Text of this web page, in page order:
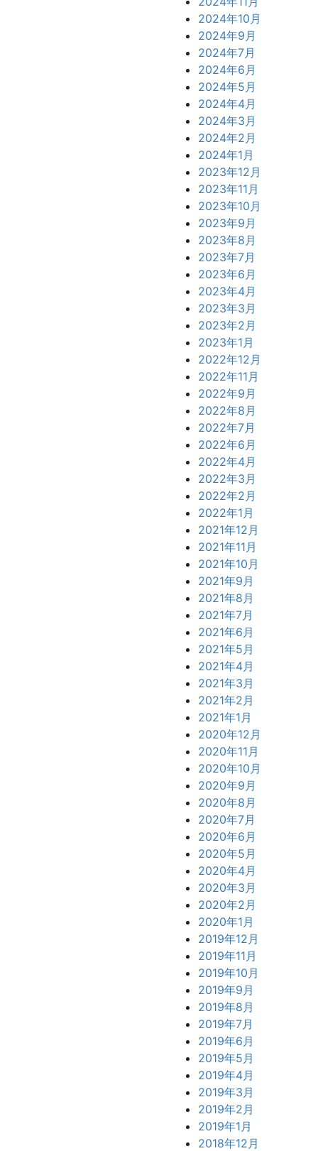
2024年10月
2024年9月
2024年7月
2024年6月
2024年5月
2024年4月
2024年3月
2024年2月
2024年1月
2023年12月
2023年11月
2023年10月
2023年9月
2023年8月
2023年7月
2023年6月
2023年4月
2023年3月
2023年2月
2023年1月
2022年12月
2022年11月
2022年9月
2022年8月
2022年7月
2022年6月
2022年4月
2022年3月
2022年2月
2022年1月
2021年12月
2021年11月
2021年10月
2021年9月
2021年8月
2021年7月
2021年6月
2021年5月
2021年4月
2021年3月
2021年2月
2021年1月
2020年12月
2020年11月
2020年10月
2020年9月
2020年8月
2020年7月
2020年6月
2020年5月
2020年4月
2020年3月
2020年2月
2020年1月
2019年12月
2019年11月
2019年10月
2019年9月
2019年8月
2019年7月
2019年6月
2019年5月
2019年4月
2019年3月
2019年2月
2019年1月
2018年12月